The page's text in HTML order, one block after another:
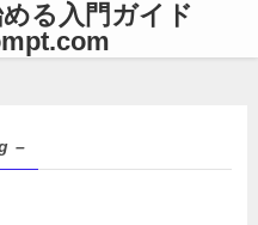
る入門ガイド
–